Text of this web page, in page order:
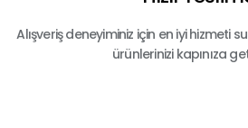
Alışveriş deneyiminiz için en iyi hizmeti
ürünlerinizi kapınıza